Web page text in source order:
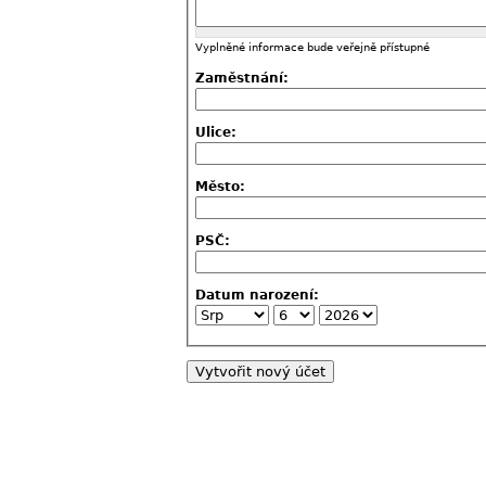
Vyplněné informace bude veřejně přístupné
Zaměstnání:
Ulice:
Město:
PSČ:
Datum narození: